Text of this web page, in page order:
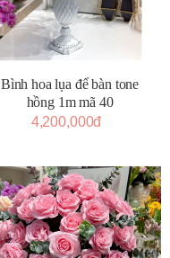
Bình hoa lụa để bàn tone
hồng 1m mã 40
4,200,000đ